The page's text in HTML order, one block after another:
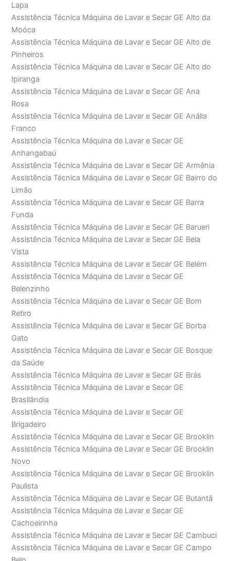
Lapa
Assistência Técnica Máquina de Lavar e Secar GE Alto da
Moóca
Assistência Técnica Máquina de Lavar e Secar GE Alto de
Pinheiros
Assistência Técnica Máquina de Lavar e Secar GE Alto do
Ipiranga
Assistência Técnica Máquina de Lavar e Secar GE Ana
Rosa
Assistência Técnica Máquina de Lavar e Secar GE Anália
Franco
Assistência Técnica Máquina de Lavar e Secar GE
Anhangabaú
Assistência Técnica Máquina de Lavar e Secar GE Armênia
Assistência Técnica Máquina de Lavar e Secar GE Bairro do
Limão
Assistência Técnica Máquina de Lavar e Secar GE Barra
Funda
Assistência Técnica Máquina de Lavar e Secar GE Barueri
Assistência Técnica Máquina de Lavar e Secar GE Bela
Vista
Assistência Técnica Máquina de Lavar e Secar GE Belém
Assistência Técnica Máquina de Lavar e Secar GE
Belenzinho
Assistência Técnica Máquina de Lavar e Secar GE Bom
Retiro
Assistência Técnica Máquina de Lavar e Secar GE Borba
Gato
Assistência Técnica Máquina de Lavar e Secar GE Bosque
da Saúde
Assistência Técnica Máquina de Lavar e Secar GE Brás
Assistência Técnica Máquina de Lavar e Secar GE
Brasilândia
Assistência Técnica Máquina de Lavar e Secar GE
Brigadeiro
Assistência Técnica Máquina de Lavar e Secar GE Brooklin
Assistência Técnica Máquina de Lavar e Secar GE Brooklin
Novo
Assistência Técnica Máquina de Lavar e Secar GE Brooklin
Paulista
Assistência Técnica Máquina de Lavar e Secar GE Butantã
Assistência Técnica Máquina de Lavar e Secar GE
Cachoeirinha
Assistência Técnica Máquina de Lavar e Secar GE Cambuci
Assistência Técnica Máquina de Lavar e Secar GE Campo